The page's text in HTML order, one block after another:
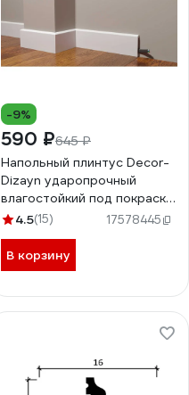
-9%
590 ₽645 ₽
Напольный плинтус Decor-
Dizayn ударопрочный
влагостойкий под покраску
80Х13Х2000 мм DD706
4.5(15) 17578445
В корзину